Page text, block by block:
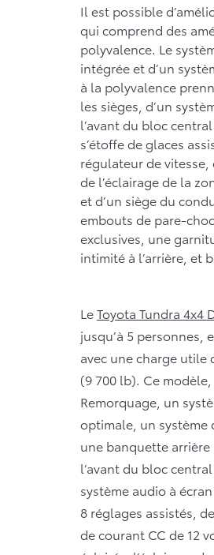
Il est possible
qui comprend des
polyvalence. Le
intégrée et d’un
à la polyvalence
les sièges, d’un
l’avant du bloc
s’étoffe de glaces
régulateur de vitesse,
de l’éclairage de la
et d’un siège du
embouts de pare-
exclusives, une
intimité à l’arrière, et
LeToyota Tundra 4x4
jusqu’à 5 personnes,
avec une charge utile
(9 700 lb). Ce
Remorquage, un
optimale, un système
une banquette
l’avant du bloc
système audio à
8 réglages assistés,
de courant CC de 12